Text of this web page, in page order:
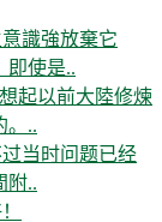
識強放棄它
即使是..
起以前大陸修煉
。..
当时问题已经
附..